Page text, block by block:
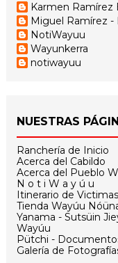
Karmen Ramírez
Miguel Ramírez -
NotiWayuu
Wayunkerra
notiwayuu
NUESTRAS
Ranchería de Inicio
Acerca del Cabildo
Acerca del Pueblo
N o t i W a y ú u
Itinerario de
Tienda Wayúu
Yanama - Sutsüin
Wayúu
Pütchi -
Galería de